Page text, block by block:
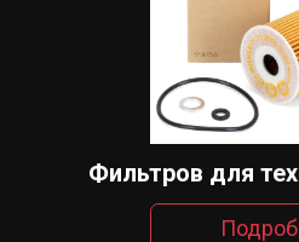
Фильтров для